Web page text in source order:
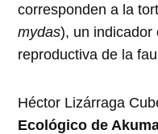
corresponden a la
mydas), un indicador
reproductiva de la
Héctor Lizárraga
Ecológico de